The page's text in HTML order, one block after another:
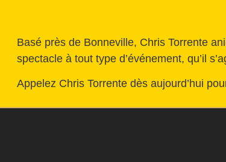
Basé près de Bonneville, Chris Torrente
spectacle à tout type d’événement, qu’il
Appelez Chris Torrente dès aujourd’hui